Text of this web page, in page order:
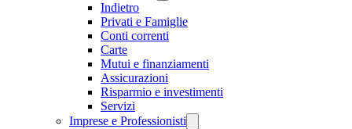
Indietro
Privati e Famiglie
Conti correnti
Carte
Mutui e finanziamenti
Assicurazioni
Risparmio e investimenti
Servizi
Imprese e Professionisti